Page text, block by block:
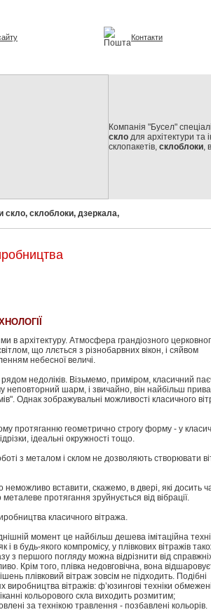
Контакти
Компанія "Бусел"
скло для архітектури та
склопакетів, склоблоки,
склоблоки, дзеркала, склопакети!
в архітектуру. Атмосфера грандіозного
що ллється з різнобарвних вікон, і сяйвом
небесної величі.
рядом недоліків. Візьмемо, приміром, класичний
неповторний шарм, і звичайно, він найбільш
Однак зображувальні можливості класичного
протяганню геометрично строгу форму - у
ідеальні окружності тощо.
з металом і склом не дозволяють створювати
неможливо вставити, скажемо, в двері, які досить
протягання зруйнується від вібрації.
класичного вітража.
момент це найбільш дешева імітаційна
в будь-якого компромісу, у плівкових вітражів
з першого погляду можна відрізнити від
Крім того, плівка недовговічна, вона
плівковий вітраж зовсім не підходить. Подібні
вітражів: ф’юзингові техніки обмежені
кольорового скла виходить розмитим;
за технікою травлення - позбавлені кольорів.